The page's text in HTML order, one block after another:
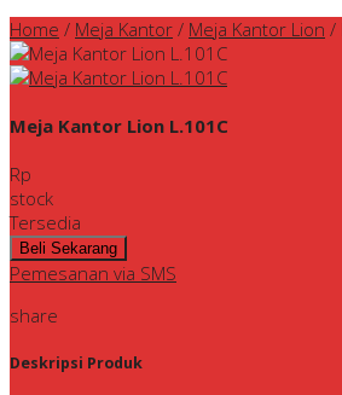
Home / Meja Kantor / Meja Kantor Lion /
Meja Kantor Lion L.101C
Rp
stock
Tersedia
Pemesanan via SMS
share
Deskripsi Produk